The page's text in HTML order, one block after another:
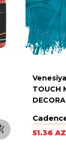
TOUCH
51.36